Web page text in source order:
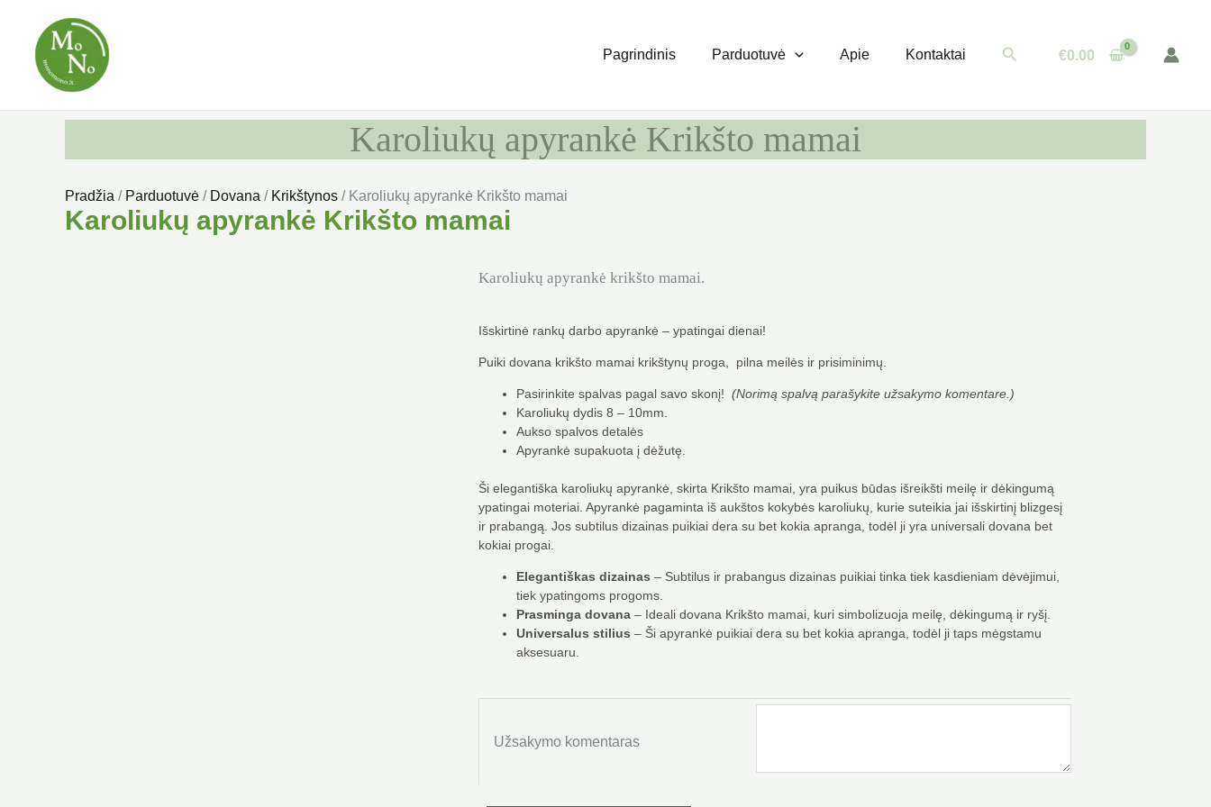
turinio
Pagrindinis Parduotuvė Apie Kontaktai Paieška€0.00
Karoliukų apyrankė Krikšto mamai
Pradžia / Parduotuvė / Dovana / Krikštynos / Karoliukų apyrankė Krikšto mamai
Karoliukų apyrankė Krikšto mamai
Karoliukų apyrankė krikšto mamai.
Išskirtinė rankų darbo apyrankė – ypatingai dienai!
Puiki dovana krikšto mamai krikštynų proga, pilna meilės ir prisiminimų.
Pasirinkite spalvas pagal savo skonį! (Norimą spalvą parašykite užsakymo komentare.)
Karoliukų dydis 8 – 10mm.
Aukso spalvos detalės
Apyrankė supakuota į dėžutę.
Ši elegantiška karoliukų apyrankė, skirta Krikšto mamai, yra puikus būdas išreikšti meilę ir dėkingumą
ypatingai moteriai. Apyrankė pagaminta iš aukštos kokybės karoliukų, kurie suteikia jai išskirtinį blizgesį
ir prabangą. Jos subtilus dizainas puikiai dera su bet kokia apranga, todėl ji yra universali dovana bet
kokiai progai.
Elegantiškas dizainas – Subtilus ir prabangus dizainas puikiai tinka tiek kasdieniam dėvėjimui,
tiek ypatingoms progoms.
Prasminga dovana– Ideali dovana Krikšto mamai, kuri simbolizuoja meilę, dėkingumą ir ryšį.
Universalus stilius – Ši apyrankė puikiai dera su bet kokia apranga, todėl ji taps mėgstamu
aksesuaru.
Užsakymo komentaras
Karoliukų